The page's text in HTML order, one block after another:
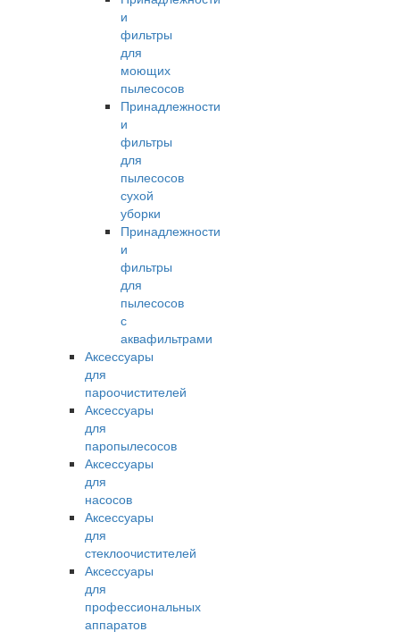
и
фильтры
для
моющих
пылесосов
Принадлежности
и
фильтры
для
пылесосов
сухой
уборки
Принадлежности
и
фильтры
для
пылесосов
с
аквафильтрами
Аксессуары
для
пароочистителей
Аксессуары
для
паропылесосов
Аксессуары
для
насосов
Аксессуары
для
стеклоочистителей
Аксессуары
для
профессиональных
аппаратов